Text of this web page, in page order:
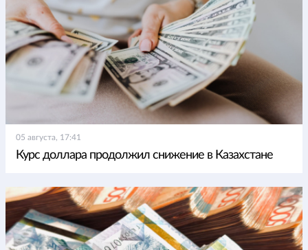
05 августа, 17:41
Курс доллара продолжил снижение в Казахстане